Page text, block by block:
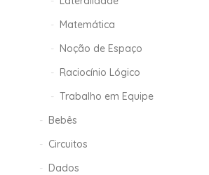
Matemática
Noção de Espaço
Raciocínio Lógico
Trabalho em Equipe
Bebês
Circuitos
Dados